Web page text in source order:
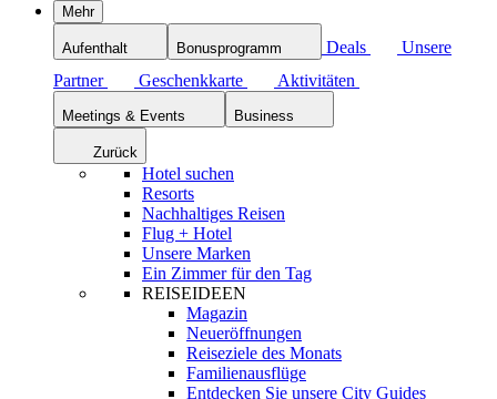
Mehr
Aufenthalt Bonusprogramm Deals
Unsere
Partner
Geschenkkarte Aktivitäten
Meetings & Events Business
Zurück
Hotel suchen
Resorts
Nachhaltiges Reisen
Flug + Hotel
Unsere Marken
Ein Zimmer für den Tag
REISEIDEEN
Magazin
Neueröffnungen
Reiseziele des Monats
Familienausflüge
Entdecken Sie unsere City Guides